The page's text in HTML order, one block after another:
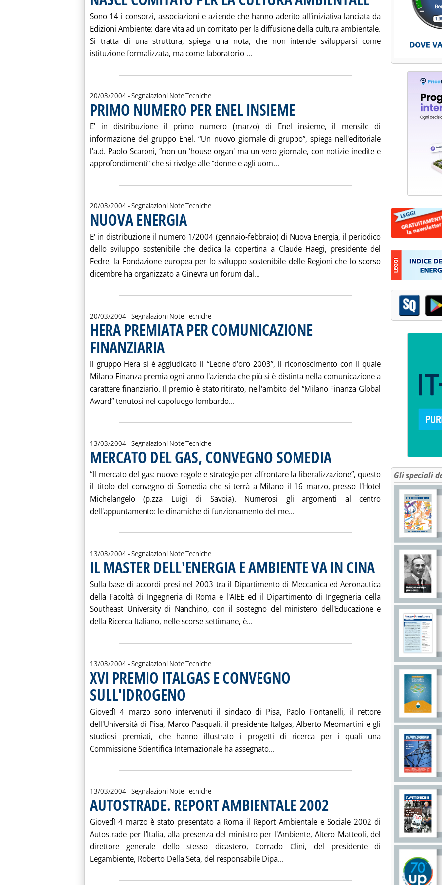
Sono 14 i consorzi, associazioni e aziende che hanno aderito all'iniziativa lanciata da
Edizioni Ambiente: dare vita ad un comitato per la diffusione della cultura ambientale.
Si tratta di una struttura, spiega una nota, che non intende svilupparsi come
istituzione formalizzata, ma come laboratorio ...
20/03/2004- Segnalazioni Note Tecniche
PRIMO NUMERO PER ENEL INSIEME
E' in distribuzione il primo numero (marzo) di Enel insieme, il mensile di
informazione del gruppo Enel. “Un nuovo giornale di gruppo”, spiega nell'editoriale
l'a.d. Paolo Scaroni, “non un ‘house organ' ma un vero giornale, con notizie inedite e
approfondimenti” che si rivolge alle “donne e agli uom... Leggi tutta la notizia: 'PRIMO NUMERO PER
20/03/2004- Segnalazioni Note Tecniche
NUOVA ENERGIA
E' in distribuzione il numero 1/2004 (gennaio-febbraio) di Nuova Energia, il periodico
dello sviluppo sostenibile che dedica la copertina a Claude Haegi, presidente del
Fedre, la Fondazione europea per lo sviluppo sostenibile delle Regioni che lo scorso
dicembre ha organizzato a Ginevra un forum dal... Leggi tutta la notizia: 'NUOVA ENERGIA'
20/03/2004- Segnalazioni Note Tecniche
HERA PREMIATA PER COMUNICAZIONE
FINANZIARIA
Il gruppo Hera si è aggiudicato il “Leone d'oro 2003”, il riconoscimento con il quale
Milano Finanza premia ogni anno l'azienda che più si è distinta nella comunicazione a
carattere finanziario. Il premio è stato ritirato, nell'ambito del “Milano Finanza Global
Award” tenutosi nel capoluogo lombardo...
13/03/2004- Segnalazioni Note Tecniche
MERCATO DEL GAS, CONVEGNO SOMEDIA
“Il mercato del gas: nuove regole e strategie per affrontare la liberalizzazione”, questo
il titolo del convegno di Somedia che si terrà a Milano il 16 marzo, presso l'Hotel
Michelangelo (p.zza Luigi di Savoia). Numerosi gli argomenti al centro
dell'appuntamento: le dinamiche di funzionamento del me... Leggi tutta la notizia: 'MERCATO DEL
13/03/2004- Segnalazioni Note Tecniche
IL MASTER DELL'ENERGIA E AMBIENTE VA IN CINA . Pubblicata sabato 13
Sulla base di accordi presi nel 2003 tra il Dipartimento di Meccanica ed Aeronautica
della Facoltà di Ingegneria di Roma e l'AIEE ed il Dipartimento di Ingegneria della
Southeast University di Nanchino, con il sostegno del ministero dell'Educazione e
della Ricerca Italiano, nelle scorse settimane, è... Leggi tutta la notizia: 'IL MASTER DELL'ENERGIA E
13/03/2004- Segnalazioni Note Tecniche
XVI PREMIO ITALGAS E CONVEGNO
SULL'IDROGENO
Giovedì 4 marzo sono intervenuti il sindaco di Pisa, Paolo Fontanelli, il rettore
dell'Università di Pisa, Marco Pasquali, il presidente Italgas, Alberto Meomartini e gli
studiosi premiati, che hanno illustrato i progetti di ricerca per i quali una
Commissione Scientifica Internazionale ha assegnato... Leggi tutta la notizia: 'XVI PREMIO ITALGAS E
13/03/2004- Segnalazioni Note Tecniche
AUTOSTRADE. REPORT AMBIENTALE 2002 . Pubblicata sabato 13 marzo 2004 alle 12.7.
Giovedì 4 marzo è stato presentato a Roma il Report Ambientale e Sociale 2002 di
Autostrade per l'Italia, alla presenza del ministro per l'Ambiente, Altero Matteoli, del
direttore generale dello stesso dicastero, Corrado Clini, del presidente di
Legambiente, Roberto Della Seta, del responsabile Dipa... Leggi tutta la notizia: 'AUTOSTRADE.
Gli speciali